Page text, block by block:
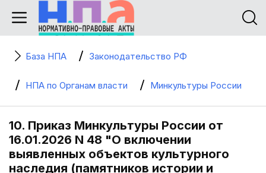
База НПА Законодательство РФ
НПА по Органам власти Минкультуры России
10. Приказ Минкультуры России от
16.01.2026 N 48 "О включении
выявленных объектов культурного
наследия (памятников истории и